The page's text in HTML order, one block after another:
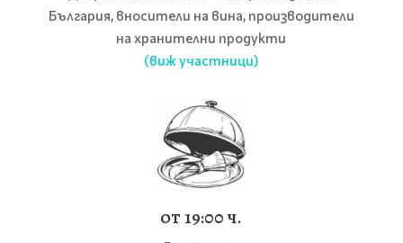
България, вносители на вина, производители
на хранителни продукти
(виж участници)
от 19:00 ч.